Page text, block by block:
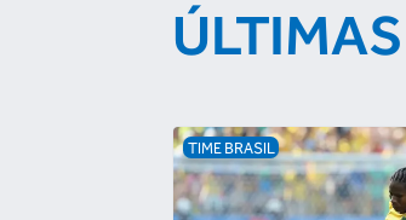
TIME BRASIL